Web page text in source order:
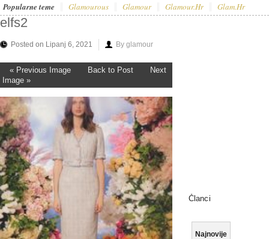
Popularne teme Glamourous Glamour Glamour.hr Glam.hr
elfs2
Posted on Lipanj 6, 2021 By glamour
« Previous Image Back to Post
Next
Image »
Članci
Najnovije